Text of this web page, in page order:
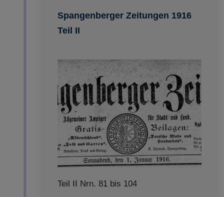
Spangenberger Zeitungen 1916
Teil II
Teil II Nrn. 81 bis 104